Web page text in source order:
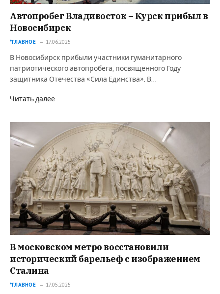
Автопробег Владивосток – Курск прибыл в
Новосибирск
*ГЛАВНОЕ 17.06.2025
В Новосибирск прибыли участники гуманитарного
патриотического автопробега, посвященного Году
защитника Отечества «Сила Единства». В…
Читать далее
В московском метро восстановили
исторический барельеф с изображением
Сталина
*ГЛАВНОЕ 17.05.2025